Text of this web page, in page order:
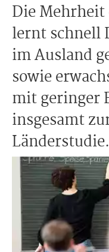
Die
lernt schnell
im Ausland
sowie
mit geringer
insgesamt
Länderstudie.